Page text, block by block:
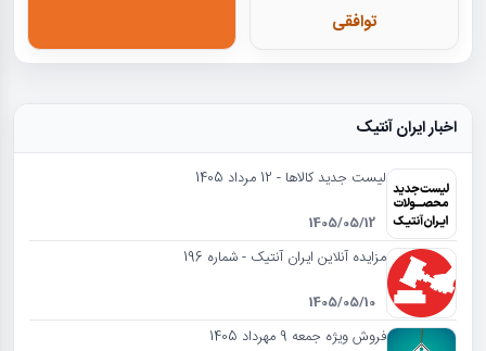
توافقی
اخبار ایران آنتیک
لیست جدید کالاها - 12 مرداد 1405
1405/05/12
مزایده آنلاین ایران آنتیک - شماره 196
1405/05/10
فروش ویژه جمعه 9 مهرداد 1405